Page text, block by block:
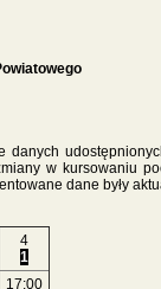
w kursowaniu
dane były
4
1
17:00